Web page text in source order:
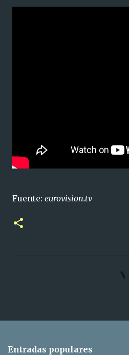
Fuente: eurovision.tv
Entradas populares